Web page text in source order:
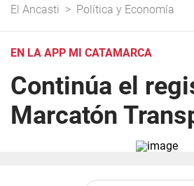
El Ancasti > Política y Economía
EN LA APP MI CATAMARCA
Continúa el
Marcatón